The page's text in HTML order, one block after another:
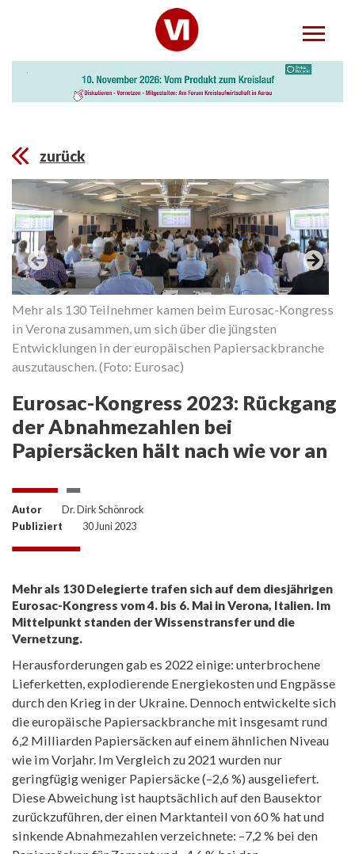
zurück
Mehr als 130 Teilnehmer kamen beim Eurosac-Kongress
in Verona zusammen, um sich über die jüngsten
Entwicklungen in der europäischen Papiersackbranche
auszutauschen. (Foto: Eurosac)
Eurosac-Kongress 2023: Rückgang
der Abnahmezahlen bei
Papiersäcken hält nach wie vor an
Autor
Dr. Dirk Schönrock
Publiziert
30 Juni 2023
Mehr als 130 Delegierte trafen sich auf dem diesjährigen
Eurosac-Kongress vom 4. bis 6. Mai in Verona, Italien. Im
Mittelpunkt standen der Wissenstransfer und die
Vernetzung.
Herausforderungen gab es 2022 einige: unterbrochene
Lieferketten, explodierende Energiekosten und Engpässe
durch den Krieg in der Ukraine. Dennoch entwickelte sich
die europäische Papiersackbranche mit insgesamt rund
6,2 Milliarden Papiersäcken auf einem ähnlichen Niveau
wie im Vorjahr. Im Vergleich zu 2021 wurden nur
geringfügig weniger Papiersäcke (–2,6 %) ausgeliefert.
Diese Abweichung ist hauptsächlich auf den Bausektor
zurückzuführen, der einen Marktanteil von 60 % hat und
sinkende Abnahmezahlen verzeichnete: –7,2 % bei den